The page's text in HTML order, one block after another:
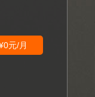
元/月